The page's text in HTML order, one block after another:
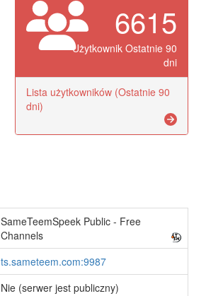
6615
Użytkownik Ostatnie 90
dni
Lista użytkowników (Ostatnie 90
dni)
SameTeemSpeek Public - Free
Channels
ts.sameteem.com:9987
Nie (serwer jest publiczny)